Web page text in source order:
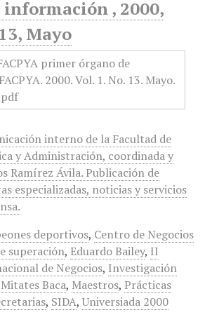
información , 2000,
Mayo
interno de la Facultad de
y Administración, coordinada y
Ramírez Ávila. Publicación de
especializadas, noticias y servicios
deportivos, Centro de Negocios
superación, Eduardo Bailey, II
de Negocios, Investigación
Baca, Maestros, Prácticas
, SIDA, Universiada 2000